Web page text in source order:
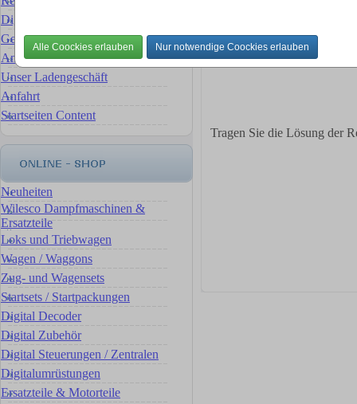
Digital- Umbauten & Umrüstungen
Gebrauchte Artikel
Ankauf, wir verkaufen für Sie
Unser Ladengeschäft
Anfahrt
Startseiten Content
Neuheiten
Wilesco Dampfmaschinen &
Ersatzteile
Loks und Triebwagen
Wagen / Waggons
Zug- und Wagensets
Startsets / Startpackungen
Digital Decoder
Digital Zubehör
Digital Steuerungen / Zentralen
Digitalumrüstungen
Ersatzteile & Motorteile
Tragen Sie die Lösung der